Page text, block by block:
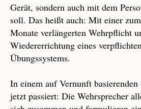
Gerät, sondern auch mit dem
soll. Das heißt auch: Mit einer
Monate verlängerten Wehrpflicht
Wiedererrichtung eines
Übungssystems.
In einem auf Vernunft
jetzt passiert: Die Wehrsprecher